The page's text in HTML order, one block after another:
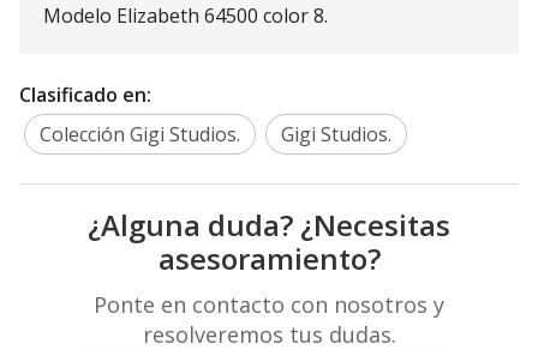
Modelo Elizabeth 64500 color 8.
Clasificado en:
Colección Gigi Studios.
Gigi Studios.
¿Alguna duda? ¿Necesitas
asesoramiento?
Ponte en contacto con nosotros y
resolveremos tus dudas.